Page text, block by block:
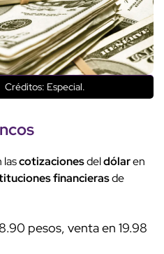
Créditos: Especial.
lascotizacionesdeldólaren
financierasde
pesos, venta en 19.98